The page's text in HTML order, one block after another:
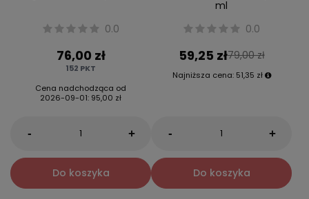
0.0
76,00 zł
152 PKT
Cena nadchodząca od
2026-09-01: 95,00 zł
- +
Do koszyka
ml
0.0
59,25 zł79,00 zł
Najniższa cena: 51,35 zł
- +
Do koszyka